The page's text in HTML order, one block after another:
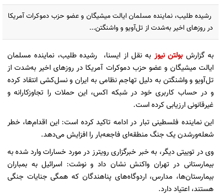
رشیده طلیب، نماینده مسلمان ایالت میشیگان و عضو حزب دموکرات آمریکا
در روزهای اخیر به‌شدت از تل‌آویو و واشنگتن...
به گزارشبولتن نیوز به نقل از ایسنا، رشیده طلیب، نماینده مسلمان
ایالت میشیگان و عضو حزب دموکرات آمریکا در روزهای اخیر به‌شدت از
تل‌آویو و واشنگتن به دلیل تهاجم نظامی به ایران و نسل‌کشی انتقاد کرده
و در حساب کاربری خود در شبکه اکس، این حملات را تجاوزکارانه و
غیرقانونی ارزیابی کرده است.
این نماینده فلسطینی تبار در ادامه تاکید کرده است: این اقدام‌ها، خطر
شعله‌ورشدن یک جنگ منطقه‌ای فاجعه‌بار را افزایش می‌دهد.
وی در توییتی دیگر، به خبر خبرگزاری رویترز در مورد خسارات وارد شده به
بیمارستانی در تهران واکنش نشان داد و نوشت: اسرائیل به بمباران
بیمارستان‌ها، مدارس، اردوگاه‌های پناهندگان که همگی جنایات جنگی
هستند، اعتیاد دارد.